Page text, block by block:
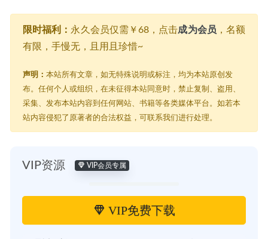
限时福利： 永久会员仅需￥68，点击成为会员 ，名额
有限，手慢无，且用且珍惜~
声明： 本站所有文章，如无特殊说明或标注，均为本站原创发
布。任何个人或组织，在未征得本站同意时，禁止复制、盗用、
采集、发布本站内容到任何网站、书籍等各类媒体平台。如若本
站内容侵犯了原著者的合法权益，可联系我们进行处理。
VIP资源 VIP会员专属
VIP免费下载